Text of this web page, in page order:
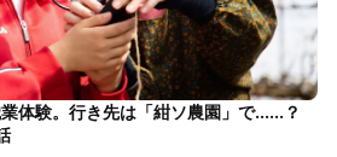
体験。行き先は「紺ソ農園」で……？